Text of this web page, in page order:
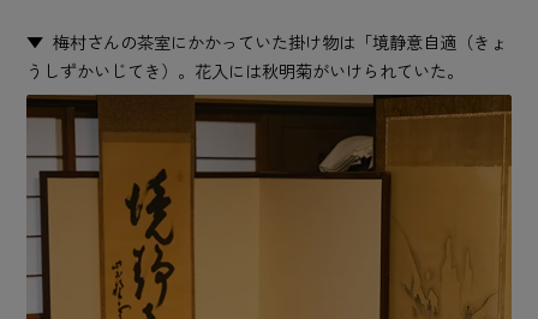
梅村さんの茶室にかかっていた掛け物は「境静意自適（きょ
うしずかいじてき）。花入には秋明菊がいけられていた。